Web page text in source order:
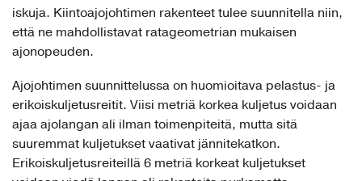
iskuja. Kiintoajojohtimen rakenteet tulee suunnitella niin,
että ne mahdollistavat ratageometrian mukaisen
ajonopeuden.
Ajojohtimen suunnittelussa on huomioitava pelastus- ja
erikoiskuljetusreitit. Viisi metriä korkea kuljetus voidaan
ajaa ajolangan ali ilman toimenpiteitä, mutta sitä
suuremmat kuljetukset vaativat jännitekatkon.
Erikoiskuljetusreiteillä 6 metriä korkeat kuljetukset